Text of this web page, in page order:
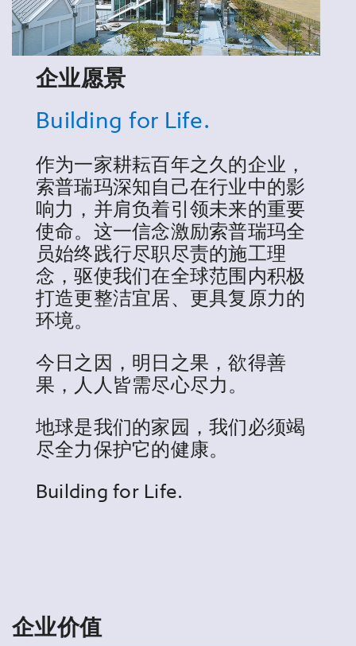
企业愿景
Building for Life.
作为一家耕耘百年之久的企业，
索普瑞玛深知自己在行业中的影
响力，并肩负着引领未来的重要
使命。这一信念激励索普瑞玛全
员始终践行尽职尽责的施工理
念，驱使我们在全球范围内积极
打造更整洁宜居、更具复原力的
环境。
今日之因，明日之果，欲得善
果，人人皆需尽心尽力。
地球是我们的家园，我们必须竭
尽全力保护它的健康。
Building for Life.
企业价值